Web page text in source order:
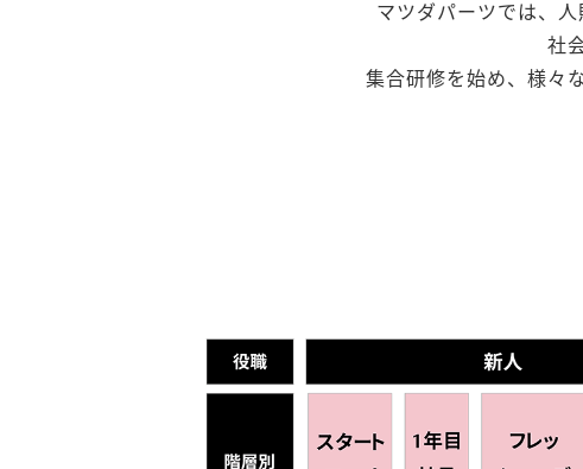
マツダパーツでは、
社
集合研修を始め、様々